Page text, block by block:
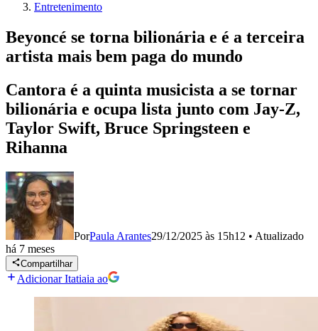
Entretenimento
Beyoncé se torna bilionária e é a terceira
artista mais bem paga do mundo
Cantora é a quinta musicista a se tornar
bilionária e ocupa lista junto com Jay-Z,
Taylor Swift, Bruce Springsteen e
Rihanna
PorPaula Arantes29/12/2025 às 15h12 • Atualizado
há 7 meses
Compartilhar
Adicionar Itatiaia ao